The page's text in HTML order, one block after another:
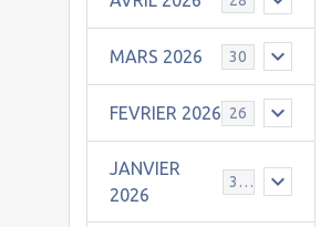
MARS 2026 30
FEVRIER 2026 26
JANVIER
2026
31